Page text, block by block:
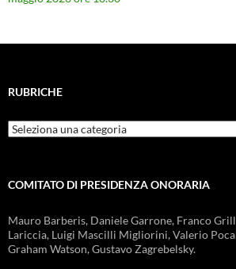
RUBRICHE
Rubriche
COMITATO DI PRESIDENZA ONORARIA
Mauro Barberis, Daniele Garrone, Franco
Lariccia, Luigi Mascilli Migliorini, Valerio
Graham Watson, Gustavo Zagrebelsky.